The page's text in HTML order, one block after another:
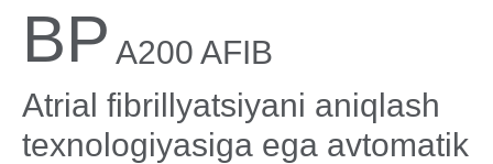
BP A200 AFIB
Atrial fibrillyatsiyani aniqlash
texnologiyasiga ega avtomatik